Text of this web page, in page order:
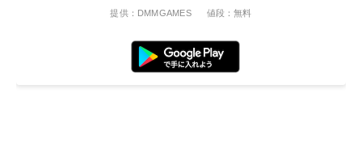
提供：DMMGAMES 値段：無料